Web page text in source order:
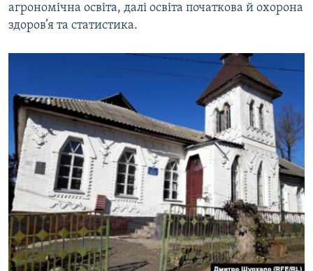
агрономічна освіта, далі освіта початкова й охорона
здоров’я та статистика.